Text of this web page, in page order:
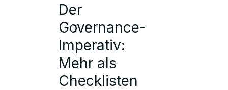
Der
Governance-
Imperativ:
Mehr als
Checklisten